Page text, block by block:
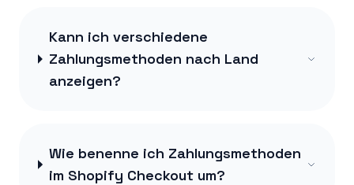
Kann ich verschiedene
Zahlungsmethoden nach Land
anzeigen?
Wie benenne ich Zahlungsmethoden
im Shopify Checkout um?